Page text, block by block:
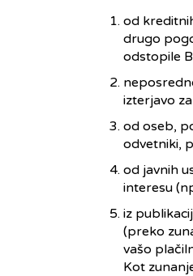
od
drugo
odstopile
izterjavo
od oseb,
odvetniki,
od javnih
interesu
iz
(preko
vašo
Kot